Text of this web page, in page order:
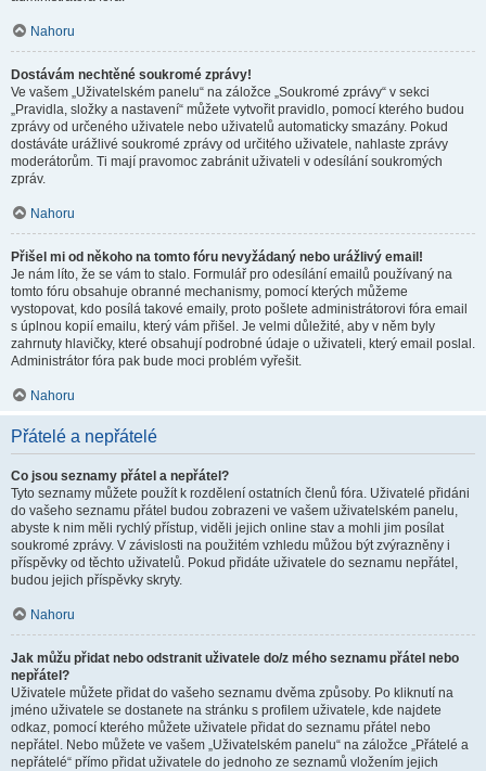
Nahoru
Dostávám nechtěné soukromé zprávy!
Ve vašem „Uživatelském panelu“ na záložce „Soukromé zprávy“ v sekci
„Pravidla, složky a nastavení“ můžete vytvořit pravidlo, pomocí kterého budou
zprávy od určeného uživatele nebo uživatelů automaticky smazány. Pokud
dostáváte urážlivé soukromé zprávy od určitého uživatele, nahlaste zprávy
moderátorům. Ti mají pravomoc zabránit uživateli v odesílání soukromých
zpráv.
Nahoru
Přišel mi od někoho na tomto fóru nevyžádaný nebo urážlivý email!
Je nám líto, že se vám to stalo. Formulář pro odesílání emailů používaný na
tomto fóru obsahuje obranné mechanismy, pomocí kterých můžeme
vystopovat, kdo posílá takové emaily, proto pošlete administrátorovi fóra email
s úplnou kopií emailu, který vám přišel. Je velmi důležité, aby v něm byly
zahrnuty hlavičky, které obsahují podrobné údaje o uživateli, který email poslal.
Administrátor fóra pak bude moci problém vyřešit.
Nahoru
Přátelé a nepřátelé
Co jsou seznamy přátel a nepřátel?
Tyto seznamy můžete použít k rozdělení ostatních členů fóra. Uživatelé přidáni
do vašeho seznamu přátel budou zobrazeni ve vašem uživatelském panelu,
abyste k nim měli rychlý přístup, viděli jejich online stav a mohli jim posílat
soukromé zprávy. V závislosti na použitém vzhledu můžou být zvýrazněny i
příspěvky od těchto uživatelů. Pokud přidáte uživatele do seznamu nepřátel,
budou jejich příspěvky skryty.
Nahoru
Jak můžu přidat nebo odstranit uživatele do/z mého seznamu přátel nebo
nepřátel?
Uživatele můžete přidat do vašeho seznamu dvěma způsoby. Po kliknutí na
jméno uživatele se dostanete na stránku s profilem uživatele, kde najdete
odkaz, pomocí kterého můžete uživatele přidat do seznamu přátel nebo
nepřátel. Nebo můžete ve vašem „Uživatelském panelu“ na záložce „Přátelé a
nepřátelé“ přímo přidat uživatele do jednoho ze seznamů vložením jejich